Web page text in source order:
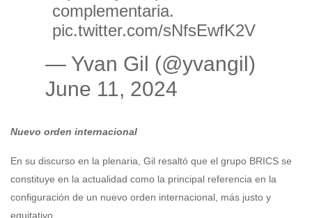
complementaria.
pic.twitter.com/sNfsEwfK2V
— Yvan Gil (@yvangil)
June 11, 2024
Nuevo orden internacional
En su discurso en la plenaria, Gil resaltó que el grupo BRICS se
constituye en la actualidad como la principal referencia en la
configuración de un nuevo orden internacional, más justo y
equitativo.